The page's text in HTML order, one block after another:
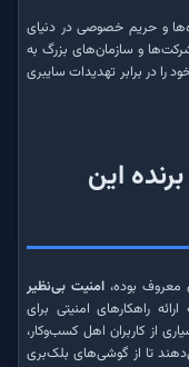
و حریم خصوصی در دنیای
و سازمان‌های بزرگ به
را در برابر تهدیدات سایبری
این
معروف بوده،امنیت بی‌نظیر
راهکارهای امنیتی برای
از کاربران اهل کسب‌وکار،
تا از گوشی‌های بلک‌بری